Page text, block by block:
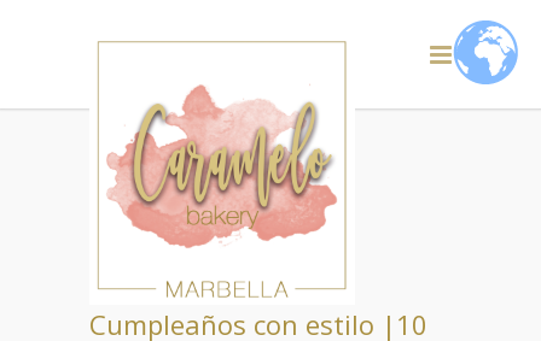
Cumpleaños con estilo |10